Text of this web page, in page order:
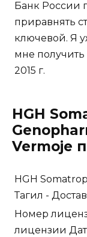
Банк России
приравнять
ключевой. Я
мне получить
2015 г.
HGH
Vermoje
HGH
Тагил -
Номер
лицензии